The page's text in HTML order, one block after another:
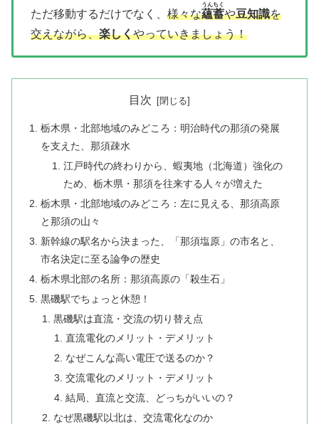
ただ移動するだけでなく、 様々な蘊蓄
うんちく
や豆知識を
交えながら、楽しくやっていきましょう！
目次
栃木県・北部地域のみどころ：明治時代の那須の発展
を支えた、那須疎水
江戸時代の終わりから、蝦夷地（北海道）強化の
ため、栃木県・那須を往来する人々が増えた
栃木県・北部地域のみどころ：左に見える、那須高原
と那須の山々
新幹線の駅名から決まった、「那須塩原」の市名と、
市名決定に至る論争の歴史
栃木県北部の名所：那須高原の「殺生石」
黒磯駅でちょっと休憩！
黒磯駅は直流・交流の切り替え点
直流電化のメリット・デメリット
なぜこんな高い電圧で送るのか？
交流電化のメリット・デメリット
結局、直流と交流、どっちがいいの？
なぜ黒磯駅以北は、交流電化なのか